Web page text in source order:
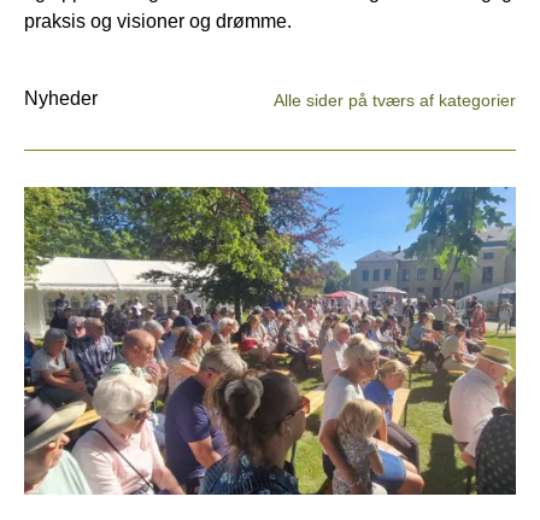
praksis og visioner og drømme.
Nyheder Alle sider på tværs af kategorier